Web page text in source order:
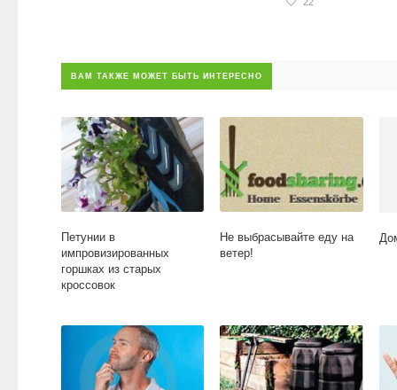
22
ВАМ ТАКЖЕ МОЖЕТ БЫТЬ ИНТЕРЕСНО
Петунии в
импровизированных
горшках из старых
кроссовок
Не выбрасывайте еду на
ветер!